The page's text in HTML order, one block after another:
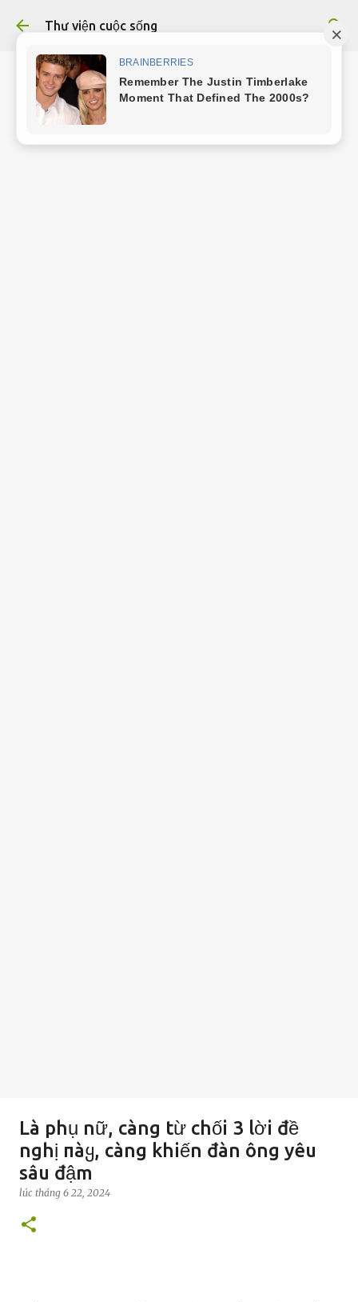
Chuyển đến nội dung chính
Thư viện cuộc sống
Là phụ nữ, càng từ chối 3 lời đề
nghị пàყ, càng khiến đàn ông yêu
sâu đậm
lúc tháng 6 22, 2024